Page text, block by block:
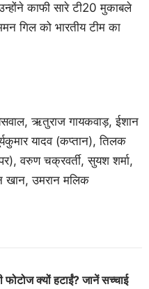
काफी सारे टी20 मुकाबले
गिल को भारतीय टीम का
ऋतुराज गायकवाड़, ईशान
यादव (कप्तान), तिलक
वरुण चक्रवर्ती, सुयश शर्मा,
खान, उमरान मलिक
फोटोज क्यों हटाईं? जानें सच्चाई